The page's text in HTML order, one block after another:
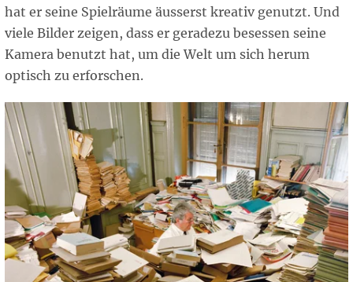
hat er seine Spielräume äusserst kreativ genutzt. Und
viele Bilder zeigen, dass er geradezu besessen seine
Kamera benutzt hat, um die Welt um sich herum
optisch zu erforschen.